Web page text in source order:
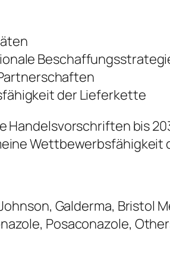
der Lieferkette
bis
Wettbewerbsfähigkeit
Galderma, Bristol
Posaconazole,